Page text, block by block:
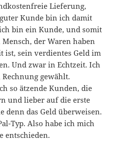
Lieferung,
Kunde bin ich damit
bin ein Kunde, und somit
der Waren haben
ist, sein verdientes Geld im
Und zwar in Echtzeit. Ich
gewählt.
so ätzende Kunden, die
und lieber auf die erste
denn das Geld überweisen.
Typ. Also habe ich mich
entschieden.